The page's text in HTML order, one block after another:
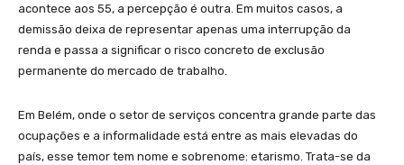
acontece aos 55, a percepção é outra. Em muitos casos, a
demissão deixa de representar apenas uma interrupção da
renda e passa a significar o risco concreto de exclusão
permanente do mercado de trabalho.
Em Belém, onde o setor de serviços concentra grande parte das
ocupações e a informalidade está entre as mais elevadas do
país, esse temor tem nome e sobrenome: etarismo. Trata-se da